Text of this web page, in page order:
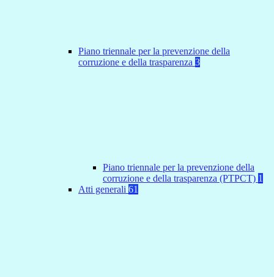
Piano triennale per la prevenzione della
corruzione e della trasparenza 3
Piano triennale per la prevenzione della
corruzione e della trasparenza (PTPCT) 1
Atti generali 61